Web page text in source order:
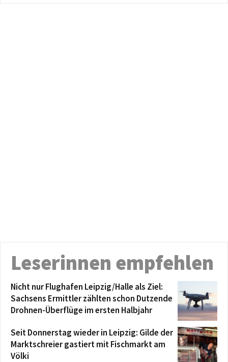
Leserinnen empfehlen
Nicht nur Flughafen Leipzig/Halle als Ziel:
Sachsens Ermittler zählten schon Dutzende
Drohnen-Überflüge im ersten Halbjahr
Seit Donnerstag wieder in Leipzig: Gilde der
Marktschreier gastiert mit Fischmarkt am
Völki